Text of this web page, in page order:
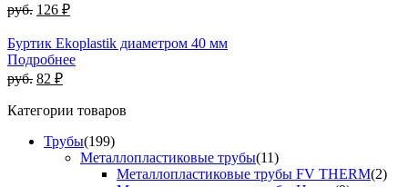
руб. 126 ₽
Буртик Ekoplastik диаметром 40 мм
Подробнее
руб. 82 ₽
Категории товаров
Трубы(199)
Металлопластиковые трубы(11)
Металлопластиковые трубы FV THERM(2)